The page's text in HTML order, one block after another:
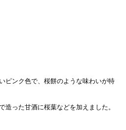
ピンク色で、桜餅のような味わいが特
造った甘酒に桜葉などを加えました。